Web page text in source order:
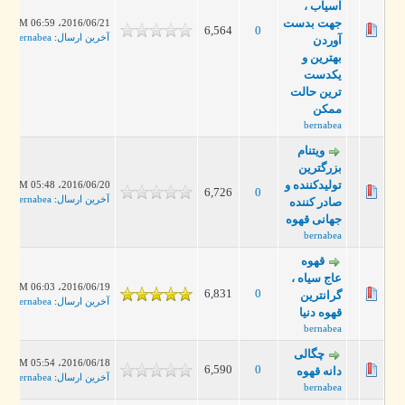
آسیاب ،
جهت بدست
آوردن
بهترین و
یکدست
ترین حالت
ممکن
bernabea
0
6,564
2016/06/21، 06:59 PM
آخرین ارسال :
bernabea
ویتنام
بزرگترین
تولیدکننده و
صادر کننده
جهانی قهوه
bernabea
0
6,726
2016/06/20، 05:48 PM
آخرین ارسال :
bernabea
قهوه
عاج سیاه ،
گرانترین
قهوه دنیا
bernabea
6,831
2016/06/19، 06:03 PM
آخرین ارسال :
bernabea
چگالی
دانه قهوه
bernabea
6,590
2016/06/18، 05:54 PM
آخرین ارسال :
bernabea